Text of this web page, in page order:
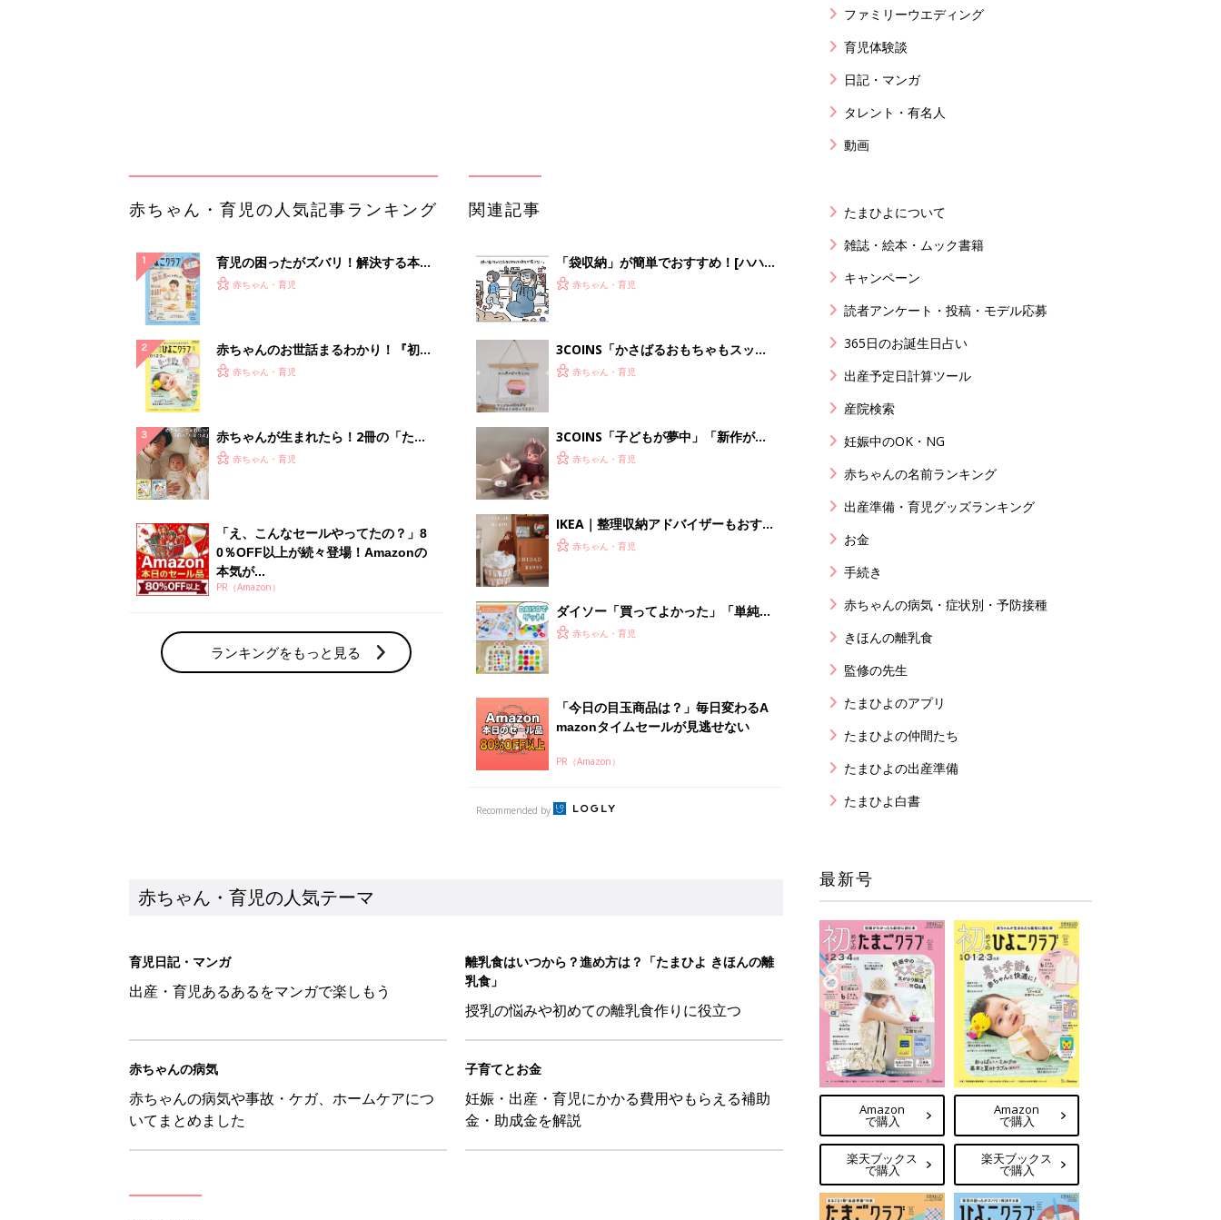
0％OFF以上が続々登場！Amazonの
本気が...
PR（Amazon）
ランキングをもっと見る
しみたい！コスパ最高おもちゃ4選
mazonタイムセールが見逃せない
PR（Amazon）
赤ちゃん・育児の人気テーマ
育児日記・マンガ
離乳食はいつから？進め方は？「たまひよ きほんの離
授乳の悩みや初めての離乳食作りに役立つ
子育てとお金
妊娠・出産・育児にかかる費用やもらえる補助
金・助成金を解説
見守る目線を写真に！ママのための撮影レシピ vol.28
赤ちゃん・育児
『今、戦車待ち』に爆笑！ママたちのおもしろすぎる勘違い＆変換ミス集
赤ちゃん・育児
8月8日生まれはこんな人 365日のお誕生日占い【鏡リュウジ監修】
ファミリーウエディング
育児体験談
日記・マンガ
タレント・有名人
動画
たまひよについて
雑誌・絵本・ムック書籍
キャンペーン
読者アンケート・投稿・モデル応募
365日のお誕生日占い
出産予定日計算ツール
産院検索
妊娠中のOK・NG
赤ちゃんの名前ランキング
出産準備・育児グッズランキング
お金
手続き
赤ちゃんの病気・症状別・予防接種
きほんの離乳食
監修の先生
たまひよのアプリ
たまひよの仲間たち
たまひよの出産準備
たまひよ白書
最新号
Amazon
で購入
楽天ブックス
で購入
Amazon
で購入
楽天ブックス
で購入